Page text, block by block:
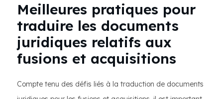
Meilleures pratiques pour
traduire les documents
juridiques relatifs aux
fusions et acquisitions
Compte tenu des défis liés à la traduction de documents